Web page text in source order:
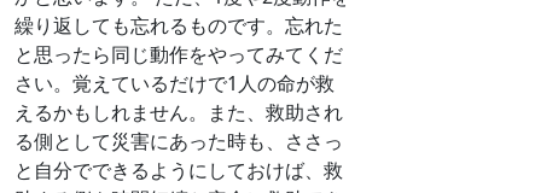
繰り返しても忘れるものです。忘れた
と思ったら同じ動作をやってみてくだ
さい。覚えているだけで1人の命が救
えるかもしれません。また、救助され
る側として災害にあった時も、ささっ
と自分でできるようにしておけば、救